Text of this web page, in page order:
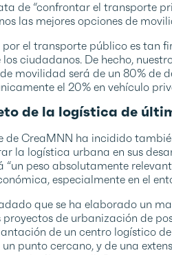
de “confrontar el transporte
las mejores opciones de
por el transporte público es tan
ciudadanos. De hecho,
movilidad será de un 80% de
el 20% en vehículo
de la logística de
de CreaMNN ha incidido
la logística urbana en sus
“un peso absolutamente
especialmente en el
que se ha elaborado un
de urbanización de
de un centro logístico
punto cercano, y de una